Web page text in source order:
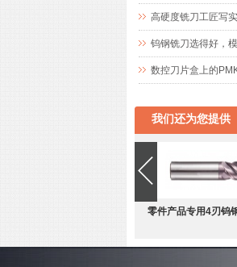
高硬度铣刀工匠写实
钨钢铣刀选得好，
数控刀片盒上的
我们还为您提供
零件产品专用4刃钨